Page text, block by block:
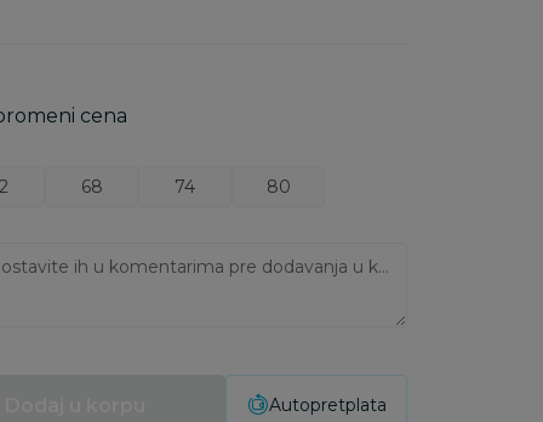
cena
68 74 80
Ukoliko imate napomene, ostavite ih u komentarima pre dodavanja u korpu:
Autopretplata